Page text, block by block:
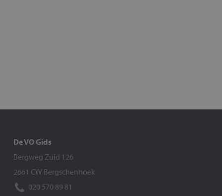
De VO Gids
Bergweg Zuid 126
2661 CW Bergschenhoek
020 570 89 81